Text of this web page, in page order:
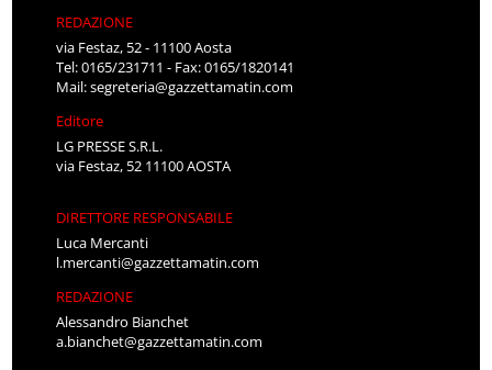
REDAZIONE
via Festaz, 52 - 11100 Aosta
Tel: 0165/231711 - Fax: 0165/1820141
Mail:segreteria@gazzettamatin.com
Editore
LG PRESSE S.R.L.
via Festaz, 52 11100 AOSTA
DIRETTORE RESPONSABILE
Luca Mercanti
l.mercanti@gazzettamatin.com
REDAZIONE
Alessandro Bianchet
a.bianchet@gazzettamatin.com